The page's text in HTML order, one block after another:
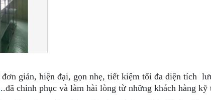
giản, hiện đại, gọn nhẹ, tiết kiệm tối đa diện tích
..đã chinh phục và làm hài lòng từ những khách hàng kỹ